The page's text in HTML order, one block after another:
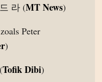
라 (MT News)
Peter
)
Tofik Dibi)